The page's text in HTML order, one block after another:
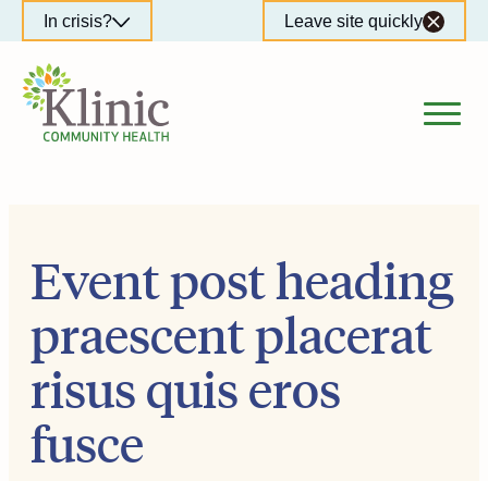
to
content
In crisis? Leave site quickly
Event post heading
praescent placerat
risus quis eros
fusce